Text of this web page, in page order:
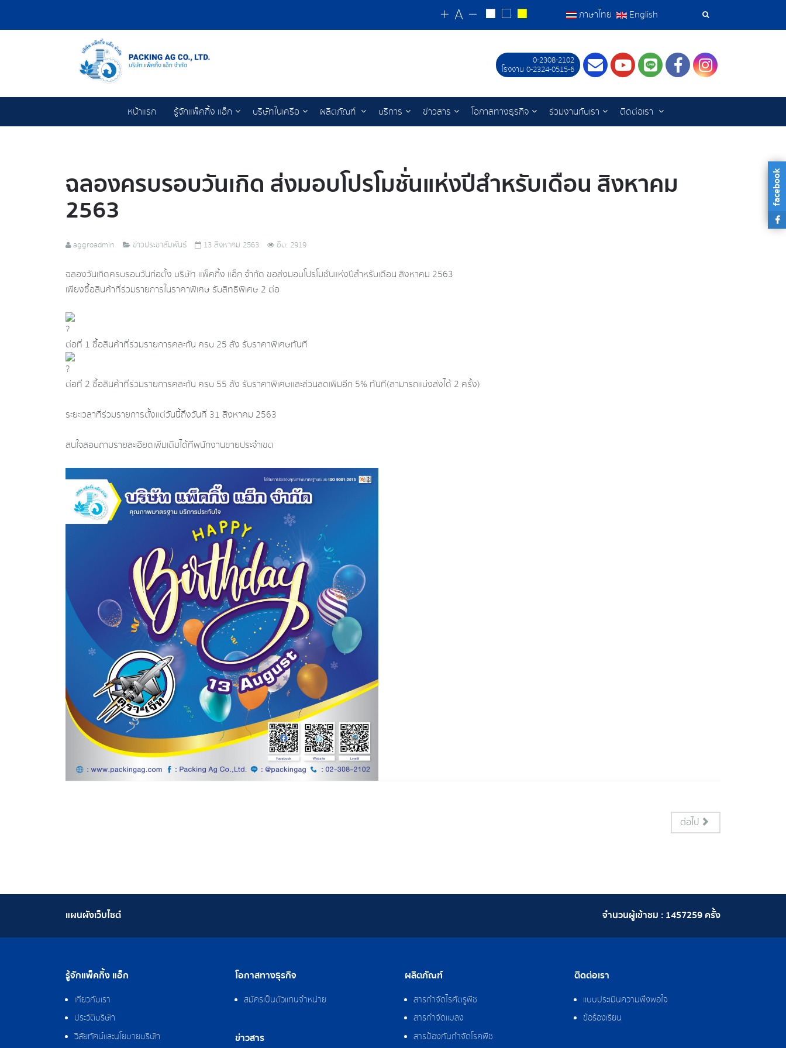
เครื่อง
ค้นหา
ภาษาไทย English
0-2308-2102
โรงงาน 0-2324-0515-6
ContactYoutube
LINEFacebookInstagram
หน้าแรก รู้จักแพ็คกิ้ง แอ็ก บริษัทในเครือ ผลิตภัณฑ์ บริการ ข่าวสาร โอกาสทางธุรกิจ ร่วมงานกับเรา ติดต่อเรา
ฉลองครบรอบวันเกิด ส่งมอบโปรโมชั่นแห่งปีสำหรับเดือน สิงหาคม
2563
aggroadmin ข่าวประชาสัมพันธ์ 13 สิงหาคม 2563 ฮิต: 2919
ฉลองวันเกิดครบรอบวันก่อตั้ง บริษัท แพ็คกิ้ง แอ็ก จำกัด ขอส่งมอบโปรโมชั่นแห่งปีสำหรับเดือน สิงหาคม 2563
เพียงซื้อสินค้าที่ร่วมรายการในราคาพิเศษ รับสิทธิพิเศษ 2 ต่อ
ต่อที่ 1 ซื้อสินค้าที่ร่วมรายการคละกัน ครบ 25 ลัง รับราคาพิเศษทันที
ต่อที่ 2 ซื้อสินค้าที่ร่วมรายการคละกัน ครบ 55 ลัง รับราคาพิเศษและส่วนลดเพิ่มอีก 5% ทันที (สามารถแบ่งส่งได้ 2 ครั้ง)
ระยะเวลาที่ร่วมรายการตั้งแต่วันนี้ถึงวันที่ 31 สิงหาคม 2563
สนใจสอบถามรายละเอียดเพิ่มเติมได้ที่พนักงานขายประจำเขต
ต่อไป
จำนวนผู้เข้าชม : 1457259 ครั้ง
แผนผังเว็บไซต์
รู้จักแพ็คกิ้ง แอ็ก
เกี่ยวกับเรา
ประวัติบริษัท
วิสัยทัศน์และนโยบายบริษัท
โอกาสทางธุรกิจ
สมัครเป็นตัวแทนจำหน่าย
ข่าวสาร
ผลิตภัณฑ์
สารกำจัดไรศัตรูพืช
สารกำจัดแมลง
สารป้องกันกำจัดโรคพืช
ติดต่อเรา
แบบประเมินความพึงพอใจ
ข้อร้องเรียน
facebook